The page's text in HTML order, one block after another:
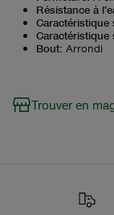
Résistance à
Caractéristique
Caractéristique
Bout: Arrondi
Trouver en